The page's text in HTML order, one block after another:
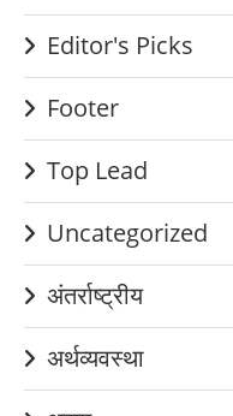
Editor's Picks
Footer
Top Lead
Uncategorized
अंतर्राष्ट्रीय
अर्थव्यवस्था